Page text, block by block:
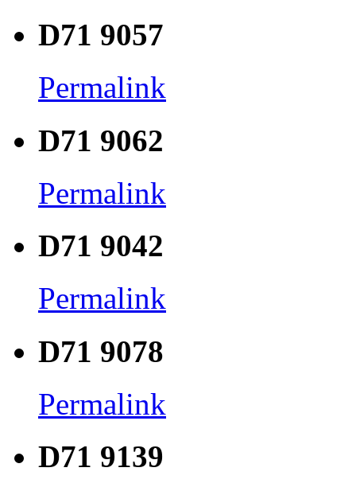
D71 9057
Permalink
D71 9062
Permalink
D71 9042
Permalink
D71 9078
Permalink
D71 9139